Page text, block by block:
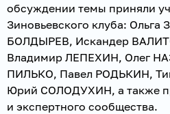
обсуждении темы приняли
Зиновьевского клуба:
БОЛДЫРЕВ, Искандер
Владимир ЛЕПЕХИН, Олег
ПИЛЬКО, Павел РОДЬКИН,
Юрий СОЛОДУХИН, а также
и экспертного сообщества.